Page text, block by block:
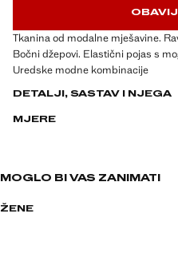
Tkanina od modalne mješavine.
Bočni džepovi. Elastični pojas s
Uredske modne kombinacije
DETALJI, SASTAV I NJEGA
MJERE
MOGLO BI VAS ZANIMATI
ŽENE